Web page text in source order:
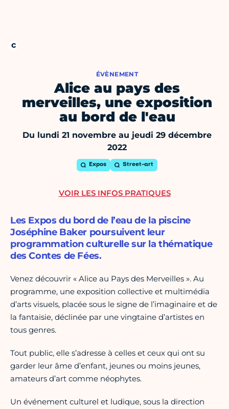
ÉVÈNEMENT
Alice au pays des
merveilles, une exposition
au bord de l'eau
Du lundi 21 novembre au jeudi 29 décembre
2022
Expos Street-art
Les Expos du bord de l’eau de la piscine
Joséphine Baker poursuivent leur
programmation culturelle sur la thématique
des Contes de Fées.
Venez découvrir « Alice au Pays des Merveilles ». Au
programme, une exposition collective et multimédia
d’arts visuels, placée sous le signe de l’imaginaire et de
la fantaisie, déclinée par une vingtaine d’artistes en
tous genres.
Tout public, elle s’adresse à celles et ceux qui ont su
garder leur âme d’enfant, jeunes ou moins jeunes,
amateurs d’art comme néophytes.
Un événement culturel et ludique, sous la direction
VOIR LES INFOS PRATIQUES